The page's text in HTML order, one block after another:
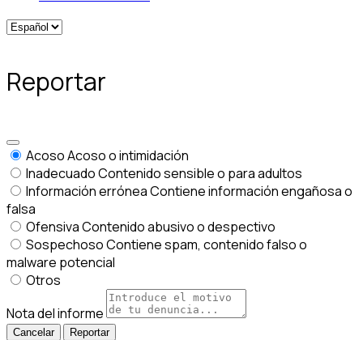
Reportar
AcosoAcoso o intimidación
InadecuadoContenido sensible o para adultos
Información erróneaContiene información engañosa o
falsa
OfensivaContenido abusivo o despectivo
SospechosoContiene spam, contenido falso o
malware potencial
Otros
Nota del informe
Reportar